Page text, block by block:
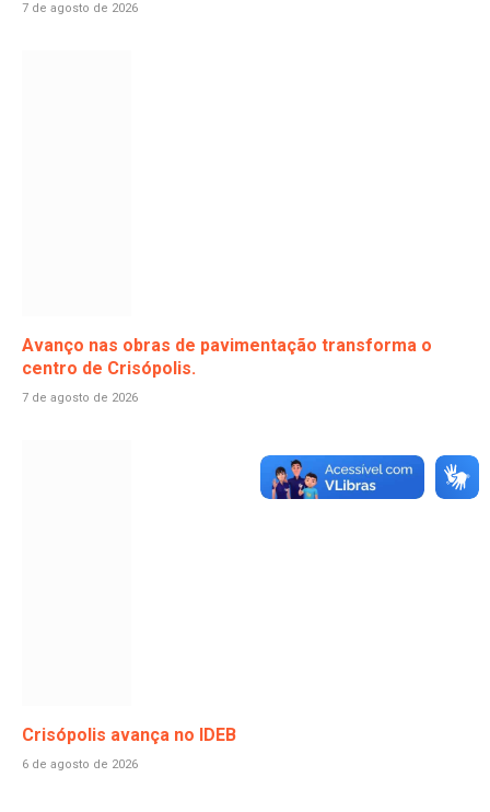
7 de agosto de 2026
Avanço nas obras de pavimentação transforma o
centro de Crisópolis.
7 de agosto de 2026
Crisópolis avança no IDEB
6 de agosto de 2026